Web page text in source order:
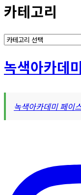
카테고리
카
고
리
녹색아카데
녹색아카데미 페이